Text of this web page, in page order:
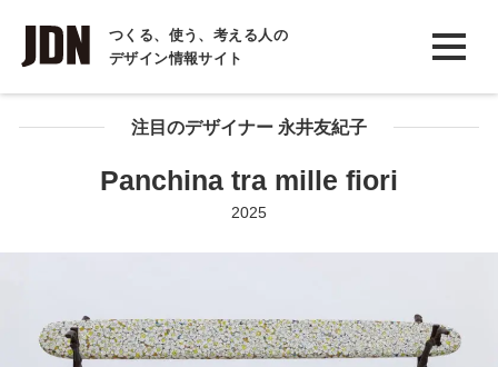
つくる、使う、考える人の
デザイン情報サイト
INTERVIEW
インタビュー
REPORT注目のデザイナー 永井友紀子
Panchina tra mille fiori
2025